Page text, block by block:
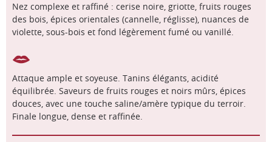
Nez complexe et raffiné : cerise noire, griotte, fruits rouges
des bois, épices orientales (cannelle, réglisse), nuances de
violette, sous-bois et fond légèrement fumé ou vanillé.
Attaque ample et soyeuse. Tanins élégants, acidité
équilibrée. Saveurs de fruits rouges et noirs mûrs, épices
douces, avec une touche saline/amère typique du terroir.
Finale longue, dense et raffinée.